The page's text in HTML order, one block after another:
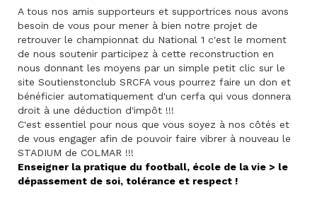
A tous nos amis supporteurs et supportrices nous avons
besoin de vous pour mener à bien notre projet de
retrouver le championnat du National 1 c'est le moment
de nous soutenir participez à cette reconstruction en
nous donnant les moyens par un simple petit clic sur le
site Soutienstonclub SRCFA vous pourrez faire un don et
bénéficier automatiquement d'un cerfa qui vous donnera
droit à une déduction d'impôt !!!
C'est essentiel pour nous que vous soyez à nos côtés et
de vous engager afin de pouvoir faire vibrer à nouveau le
STADIUM de COLMAR !!!
Enseigner la pratique du football, école de la vie > le
dépassement de soi, tolérance et respect !